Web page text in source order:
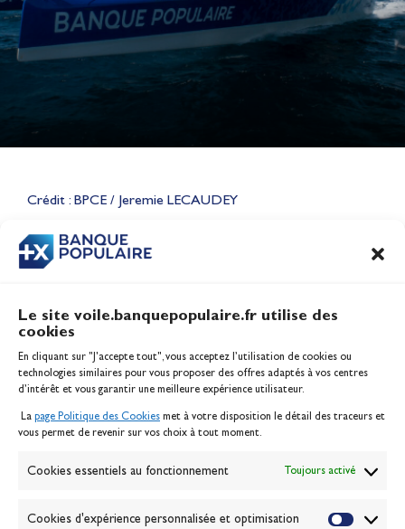
Le site voile.banquepopulaire.fr utilise des
cookies
En cliquant sur "J'accepte tout", vous acceptez l’utilisation de cookies ou
technologies similaires pour vous proposer des offres adaptés à vos centres
d’intérêt et vous garantir une meilleure expérience utilisateur.
La page Politique des Cookies met à votre disposition le détail des traceurs et
vous permet de revenir sur vos choix à tout moment.
Cookies essentiels au fonctionnement Toujours activé
Cookies d'expérience personnalisée et optimisation
Crédit : BPCE / Jeremie LECAUDEY
CONTENU
Lauriane Nolot en or à Long
Jeux Olympiques 2028
Inscription serveur média
Contact
Politique des cookies
Banque de la voile
Passion Voile TV